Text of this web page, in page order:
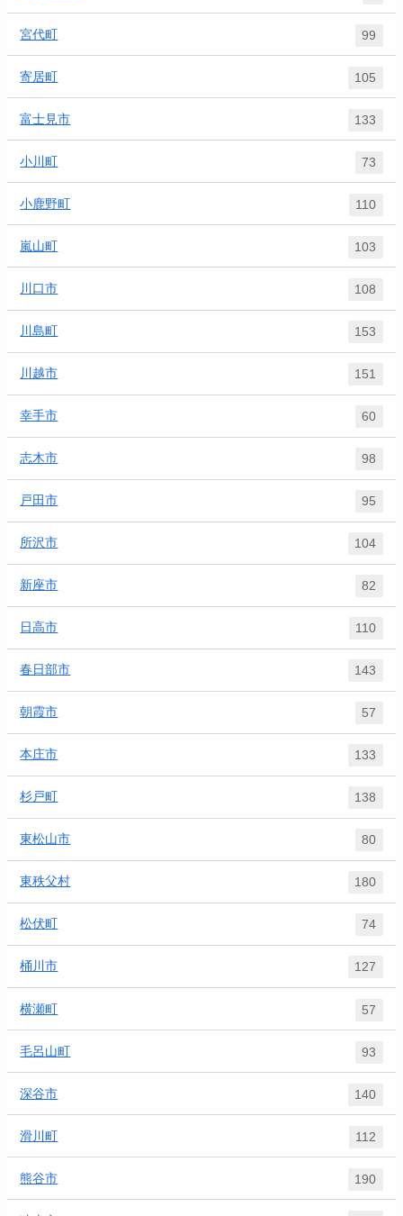
宮代町 99
寄居町 105
富士見市 133
小川町 73
小鹿野町 110
嵐山町 103
川口市 108
川島町 153
川越市 151
幸手市 60
志木市 98
戸田市 95
所沢市 104
新座市 82
日高市 110
春日部市 143
朝霞市 57
本庄市 133
杉戸町 138
東松山市 80
東秩父村 180
松伏町 74
桶川市 127
横瀬町 57
毛呂山町 93
深谷市 140
滑川町 112
熊谷市 190